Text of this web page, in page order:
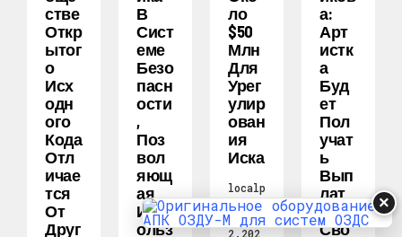
Стве
Откр
Ытог
О
Исх
Одн
Ого
Кода
Отл
Ичае
Тся
От
Друг
В
Сист
Еме
Безо
Пасн
Ости
,
Поз
Вол
Яющ
Ая
Исп
Ольз
Ло
$50
Млн
Для
Урег
Улир
Ован
Ия
Иска
localp
odcast
11.0
2.202
А:
Арт
Истк
А
Буд
Ет
Пол
Учат
Ь
Вып
Лат
Ы В
Сво
×